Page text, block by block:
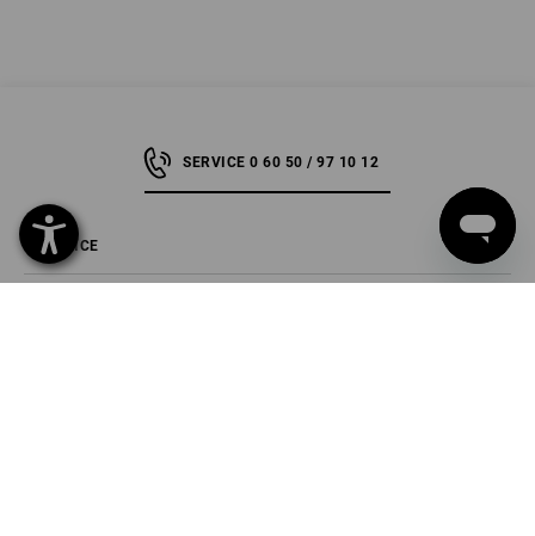
SERVICE 0 60 50 / 97 10 12
SERVICE